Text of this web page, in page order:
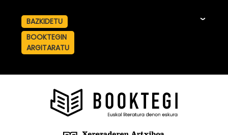
BAZKIDETU
BOOKTEGIN
ARGITARATU